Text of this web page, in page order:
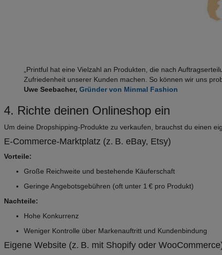
„Printful hat eine Vielzahl an Produkten, die nach
Zufriedenheit unserer Kunden machen. So können wir uns
Uwe Seebacher, Gründer von Minmal Fashion
4. Richte deinen Onlineshop ein
Um deine Dropshipping-Produkte zu verkaufen, brauchst du einen
E-Commerce-Marktplatz (z. B. eBay, Etsy)
Vorteile:
Große Reichweite und bestehende Käuferschaft
Geringe Angebotsgebühren (oft unter 1 € pro Produkt)
Nachteile:
Hohe Konkurrenz
Weniger Kontrolle über Markenauftritt und Kundenbindung
Eigene Website (z. B. mit Shopify oder